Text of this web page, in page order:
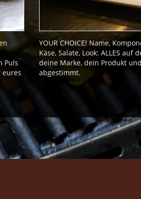
Puls
eures
YOUR CHOICE! Name,
Käse, Salate, Look: ALLES auf
deine Marke, dein Produkt
abgestimmt.